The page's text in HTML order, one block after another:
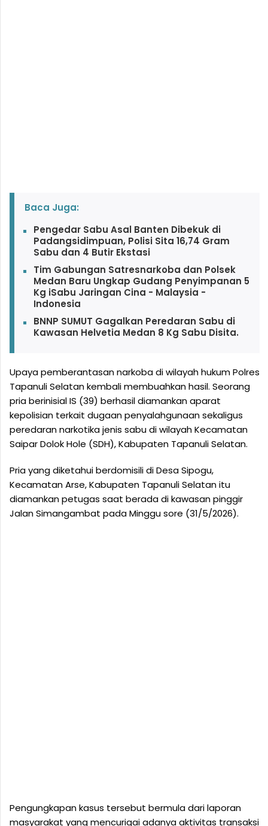
Baca Juga:
Pengedar Sabu Asal Banten Dibekuk di
Padangsidimpuan, Polisi Sita 16,74 Gram
Sabu dan 4 Butir Ekstasi
Tim Gabungan Satresnarkoba dan Polsek
Medan Baru Ungkap Gudang Penyimpanan 5
Kg iSabu Jaringan Cina - Malaysia -
Indonesia
BNNP SUMUT Gagalkan Peredaran Sabu di
Kawasan Helvetia Medan 8 Kg Sabu Disita.
Upaya pemberantasan narkoba di wilayah hukum Polres
Tapanuli Selatan kembali membuahkan hasil. Seorang
pria berinisial IS (39) berhasil diamankan aparat
kepolisian terkait dugaan penyalahgunaan sekaligus
peredaran narkotika jenis sabu di wilayah Kecamatan
Saipar Dolok Hole (SDH), Kabupaten Tapanuli Selatan.
Pria yang diketahui berdomisili di Desa Sipogu,
Kecamatan Arse, Kabupaten Tapanuli Selatan itu
diamankan petugas saat berada di kawasan pinggir
Jalan Simangambat pada Minggu sore (31/5/2026).
Pengungkapan kasus tersebut bermula dari laporan
masyarakat yang mencurigai adanya aktivitas transaksi